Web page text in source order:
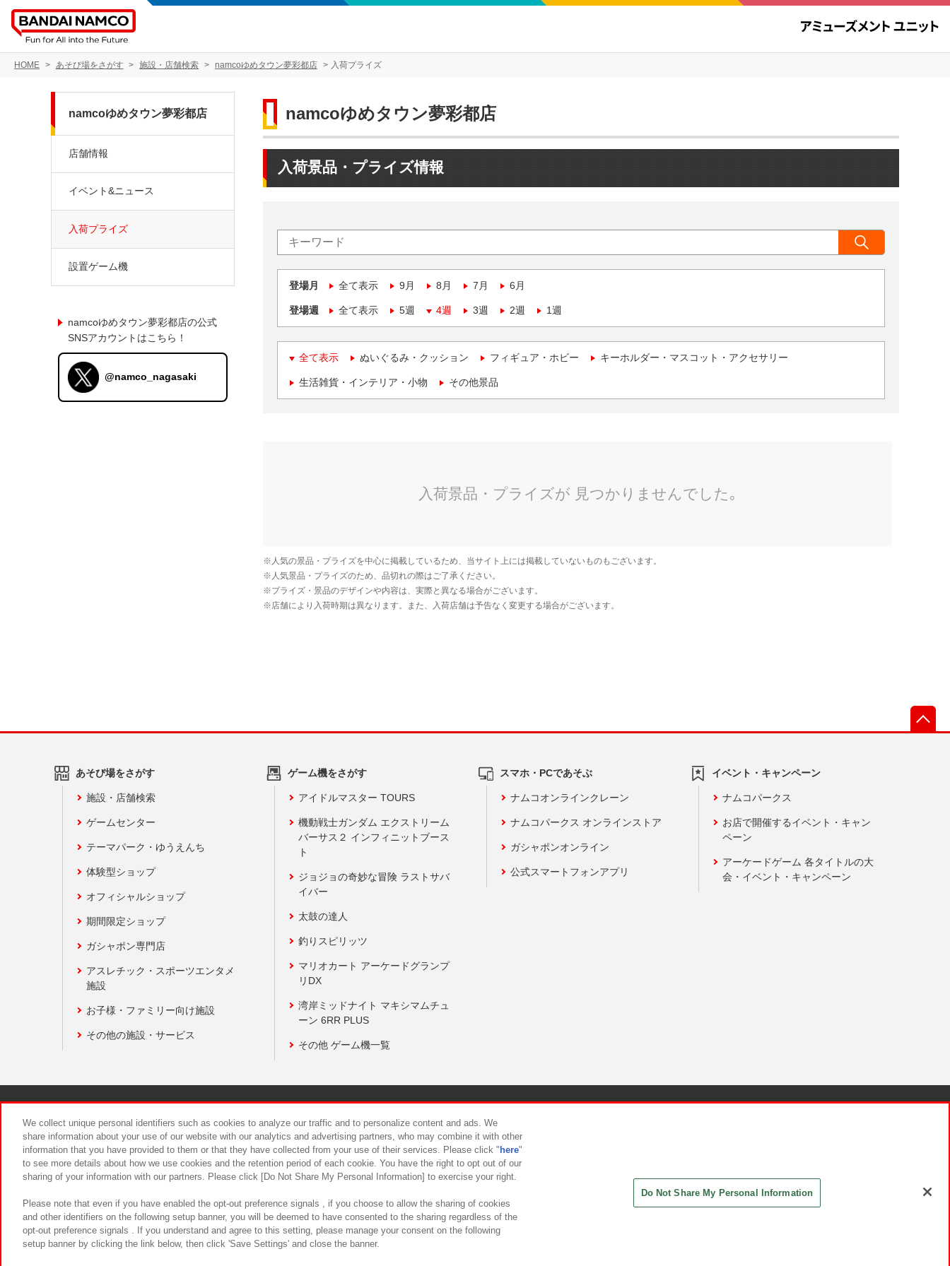
HOME あそび場をさがす 施設・店舗検索 namcoゆめタウン夢彩都店 入荷プライズ
namcoゆめタウン夢彩都店
入荷景品・プライズ情報
登場月 全て表示 9月 8月 7月 6月
登場週 全て表示 5週 4週 3週 2週 1週
全て表示 ぬいぐるみ・クッション フィギュア・ホビー キーホルダー・マスコット・アクセサリー
生活雑貨・インテリア・小物 その他景品
namcoゆめタウン夢彩都店
店舗情報
イベント&ニュース
入荷プライズ
設置ゲーム機
namcoゆめタウン夢彩都店の公式
SNSアカウントはこちら！
@namco_nagasaki
あそび場をさがす
施設・店舗検索
ゲームセンター
テーマパーク・ゆうえんち
体験型ショップ
オフィシャルショップ
期間限定ショップ
ガシャポン専門店
アスレチック・スポーツエンタメ
施設
お子様・ファミリー向け施設
その他の施設・サービス
ゲーム機をさがす
アイドルマスター TOURS
機動戦士ガンダム エクストリーム
バーサス２ インフィニットブース
ト
ジョジョの奇妙な冒険 ラストサバ
イバー
太鼓の達人
釣りスピリッツ
マリオカート アーケードグランプ
リDX
湾岸ミッドナイト マキシマムチュ
ーン 6RR PLUS
その他 ゲーム機一覧
スマホ・PCであそぶ
ナムコオンラインクレーン
ナムコパークス オンラインストア
ガシャポンオンライン
公式スマートフォンアプリ
イベント・キャンペーン
ナムコパークス
お店で開催するイベント・キャン
ペーン
アーケードゲーム 各タイトルの大
会・イベント・キャンペーン
食品のご提供について カスタマーハラスメント対応方針
We collect unique personal identifiers such as cookies to analyze our traffic and to personalize content and ads. We
share information about your use of our website with our analytics and advertising partners, who may combine it with other
information that you have provided to them or that they have collected from your use of their services. Please click " here"
to see more details about how we use cookies and the retention period of each cookie. You have the right to opt out of our
sharing of your information with our partners. Please click [Do Not Share My Personal Information] to exercise your right.
Please note that even if you have enabled the opt-out preference signals , if you choose to allow the sharing of cookies
and other identifiers on the following setup banner, you will be deemed to have consented to the sharing regardless of the
opt-out preference signals . If you understand and agree to this setting, please manage your consent on the following
setup banner by clicking the link below, then click 'Save Settings' and close the banner.
Do Not Share My Personal Information